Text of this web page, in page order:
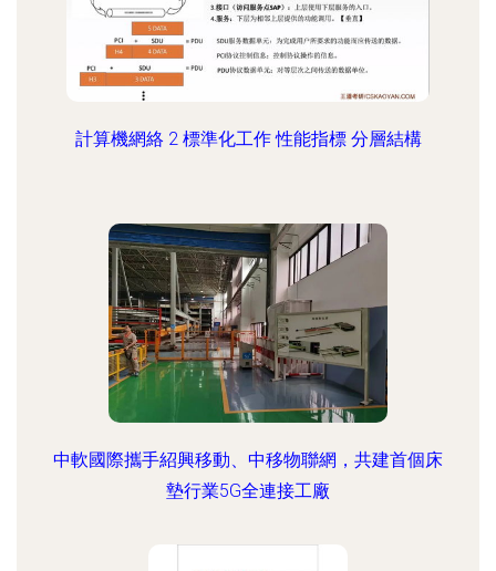
計算機網絡 2 標準化工作 性能指標 分層結構
中軟國際攜手紹興移動、中移物聯網，共建首個床
墊行業5G全連接工廠